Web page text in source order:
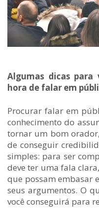
Algumas dicas para
hora de falar em
Procurar falar em
conhecimento do
tornar um bom
de conseguir
simples: para ser
deve ter uma fala
que possam embasar
seus argumentos. O
você conseguirá para